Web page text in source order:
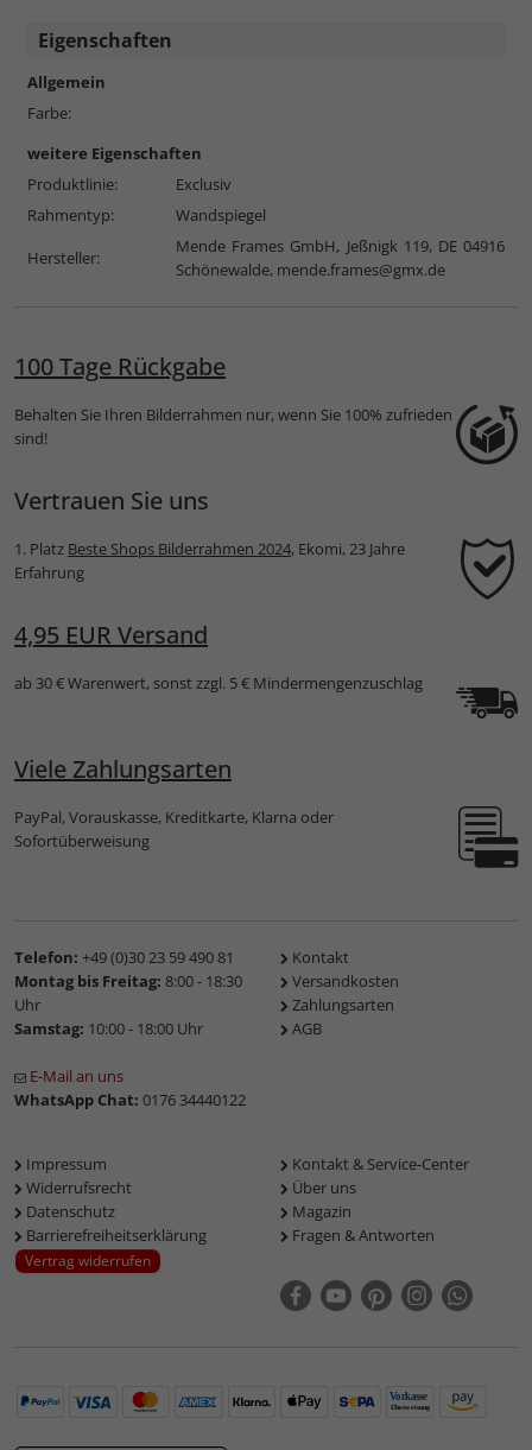
Eigenschaften
Allgemein
Farbe:
weitere Eigenschaften
Produktlinie:
Exclusiv
Rahmentyp:
Wandspiegel
Hersteller:
Mende Frames GmbH, Jeßnigk 119, DE 04916
Schönewalde, mende.frames@gmx.de
100 Tage Rückgabe
Behalten Sie Ihren Bilderrahmen nur, wenn Sie 100% zufrieden
sind!
Vertrauen Sie uns
1. Platz Beste Shops Bilderrahmen 2024, Ekomi, 23 Jahre
Erfahrung
4,95 EUR Versand
ab 30 € Warenwert, sonst zzgl. 5 € Mindermengenzuschlag
Viele Zahlungsarten
PayPal, Vorauskasse, Kreditkarte, Klarna oder
Sofortüberweisung
Telefon: +49 (0)30 23 59 490 81
Montag bis Freitag: 8:00 - 18:30
Uhr
Samstag: 10:00 - 18:00 Uhr
E-Mail an uns
WhatsApp Chat: 0176 34440122
Kontakt
Versandkosten
Zahlungsarten
AGB
Impressum
Widerrufsrecht
Datenschutz
Barrierefreiheitserklärung
Vertrag widerrufen
Kontakt & Service-Center
Über uns
Magazin
Fragen & Antworten